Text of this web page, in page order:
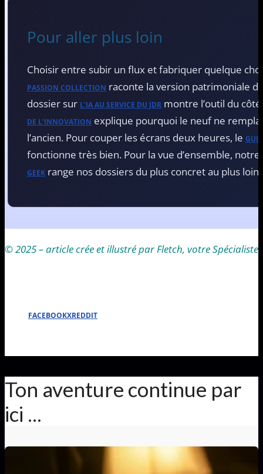
Pour aller plus loin
Choisir entre subir un flux et fabriquer quelque
PASSION COLLECTION raconte la version patrimoniale
dossier sur L’IA AU SERVICE DU JDR montre l’outil du
DE L’INNOVATION explique pourquoi le neuf ne
l’ancien. Pour couper les écrans deux heures, le
fonctionne très bien. Pour la vue d’ensemble, notre
GEEK range nos dossiers du plus concret au plus
© 2025 – article crée et illustré par Fletch, votre
FACEBOOKXREDDIT
Ton aventure continue par
ici ...